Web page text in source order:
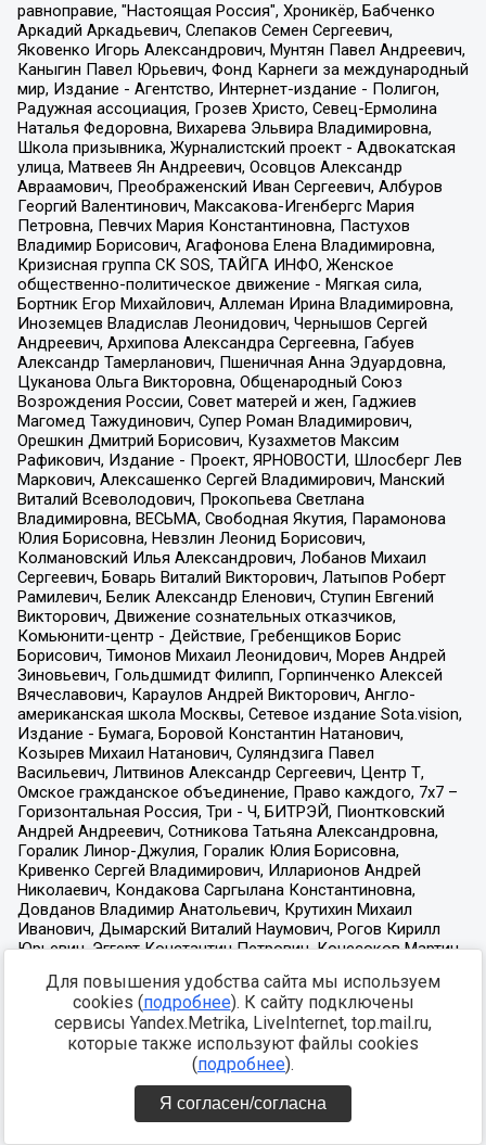
Для повышения удобства сайта мы используем
cookies (подробнее). К сайту подключены
сервисы Yandex.Metrika, LiveInternet, top.mail.ru,
которые также используют файлы cookies
(подробнее).
Я согласен/согласна